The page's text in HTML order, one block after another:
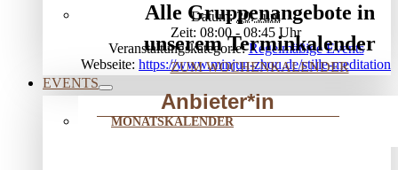
Alle Gruppenangebote in
unserem Terminkalender
ZUM WOCHENKALENDER
EVENTS
MONATSKALENDER
Datum: 20. Juni
Zeit: 08:00 - 08:45
Veranstaltungskategorie: Regelmäßige Events
Webseite: https://www.minjun-zhou.de/stille-meditation
Anbieter*in